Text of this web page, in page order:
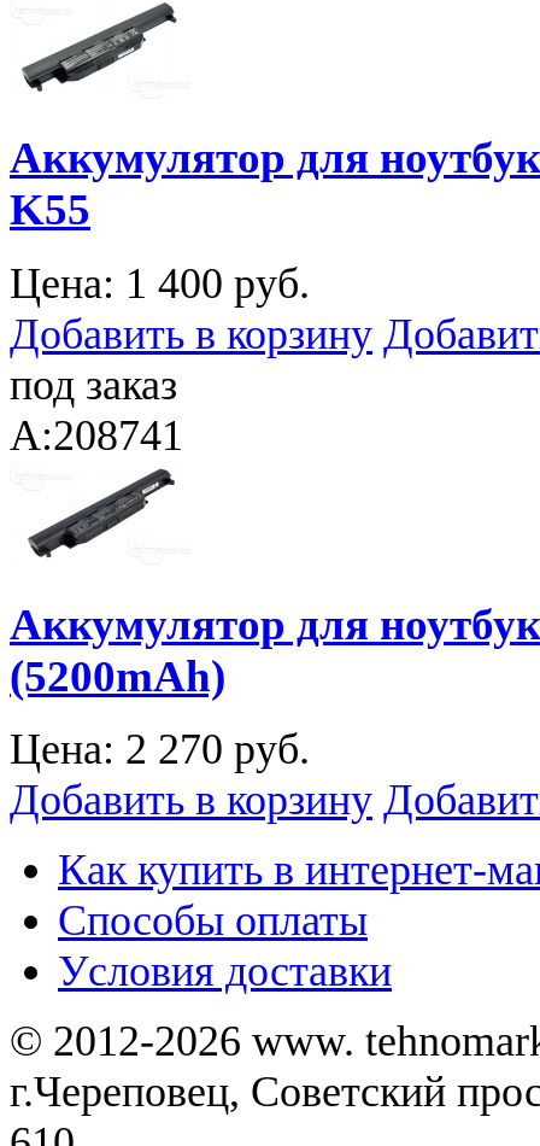
Аккумулятор для
K55
Цена: 1 400 руб.
Добавить в корзину
под заказ
A:208741
Аккумулятор для
(5200mAh)
Цена: 2 270 руб.
Добавить в корзину
Как купить в интернет-
Способы оплаты
Уcловия доставки
© 2012-2026 www.
г.Череповец, Советский